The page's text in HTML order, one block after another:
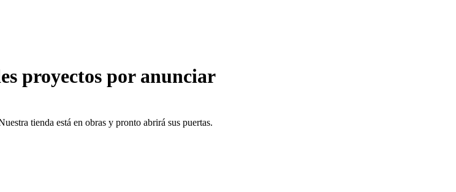
proyectos por anunciar
tienda está en obras y pronto abrirá sus puertas.